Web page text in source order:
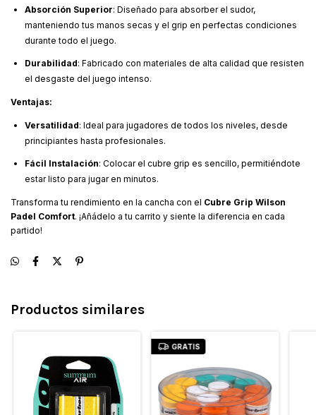
Absorción Superior: Diseñado para absorber el sudor,
manteniendo tus manos secas y el grip en perfectas condiciones
durante todo el juego.
Durabilidad: Fabricado con materiales de alta calidad que resisten
el desgaste del juego intenso.
Ventajas:
Versatilidad: Ideal para jugadores de todos los niveles, desde
principiantes hasta profesionales.
Fácil Instalación: Colocar el cubre grip es sencillo, permitiéndote
estar listo para jugar en minutos.
Transforma tu rendimiento en la cancha con el Cubre Grip Wilson
Padel Comfort. ¡Añádelo a tu carrito y siente la diferencia en cada
partido!
Productos similares
GRATIS